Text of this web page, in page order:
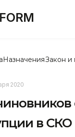
НазначенияЗакон и
2020
в СКО